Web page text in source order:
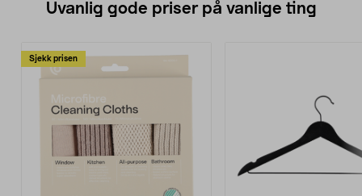
Uvanlig gode priser på vanlige ting
Sjekk prisen